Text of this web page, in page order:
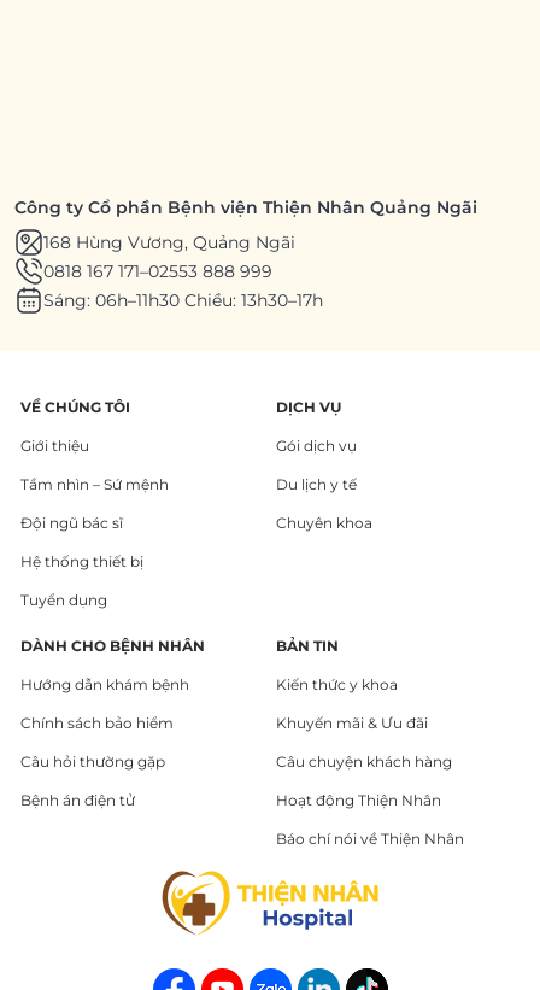
Công ty Cổ phần Bệnh viện Thiện Nhân Quảng Ngãi
168 Hùng Vương, Quảng Ngãi
0818 167 171–02553 888 999
Sáng: 06h–11h30 Chiều: 13h30–17h
VỀ CHÚNG TÔI
Giới thiệu
Tầm nhìn – Sứ mệnh
Đội ngũ bác sĩ
Hệ thống thiết bị
Tuyển dụng
DỊCH VỤ
Gói dịch vụ
Du lịch y tế
Chuyên khoa
DÀNH CHO BỆNH NHÂN
Hướng dẫn khám bệnh
Chính sách bảo hiểm
Câu hỏi thường gặp
Bệnh án điện tử
BẢN TIN
Kiến thức y khoa
Khuyến mãi & Ưu đãi
Câu chuyện khách hàng
Hoạt động Thiện Nhân
Báo chí nói về Thiện Nhân